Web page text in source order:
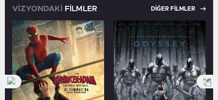
VİZYONDAKİ FİLMLER DİĞER FİLMLER